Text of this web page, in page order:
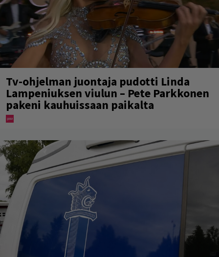
Tv-ohjelman juontaja pudotti Linda
Lampeniuksen viulun – Pete Parkkonen
pakeni kauhuissaan paikalta